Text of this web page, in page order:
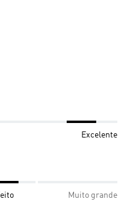
Excelente
Muito grande